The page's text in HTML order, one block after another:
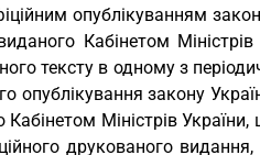
опублікуванням
Кабінетом
тексту в одному з
опублікування закону
Кабінетом Міністрів
друкованого